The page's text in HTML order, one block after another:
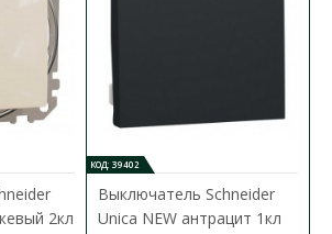
2кл
КОД: 39402
Выключатель Schneider
Unica NEW антрацит 1кл